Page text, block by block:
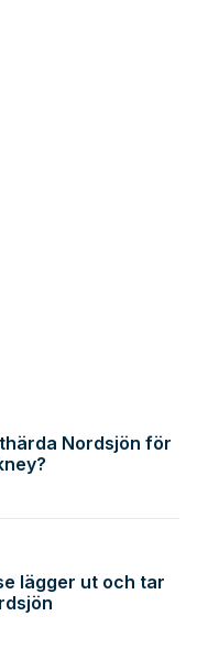
Nordsjön för
lägger ut och tar